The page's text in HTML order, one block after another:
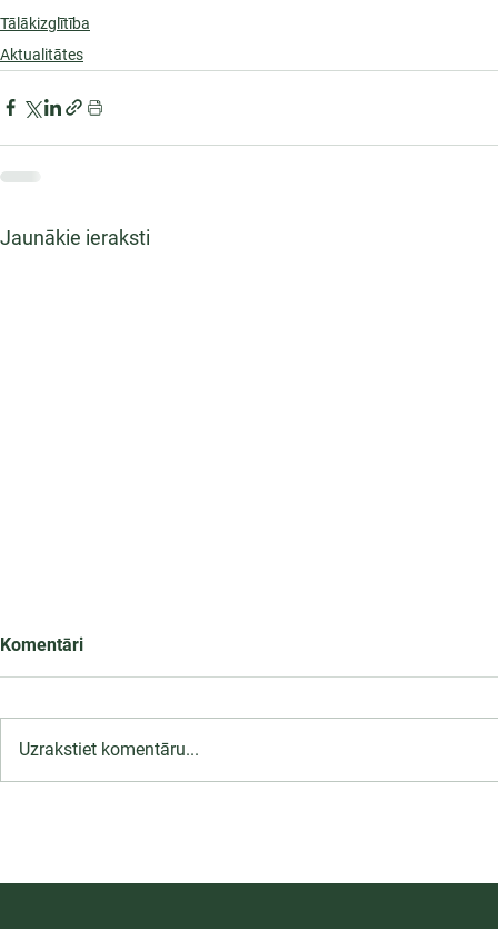
Tālākizglītība
Aktualitātes
Jaunākie ieraksti
12.09.2026.
Komentāri
Uzrakstiet komentāru...